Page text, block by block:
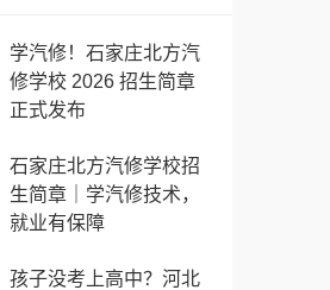
学汽修！石家庄北方汽
修学校 2026 招生简章
正式发布
石家庄北方汽修学校招
生简章｜学汽修技术，
就业有保障
孩子没考上高中？河北